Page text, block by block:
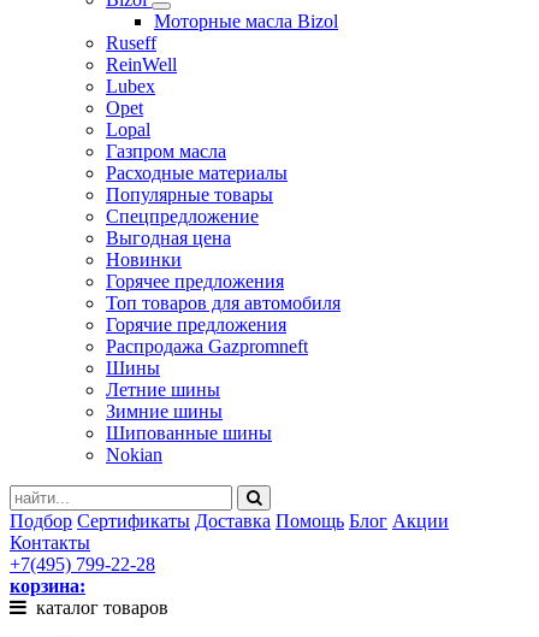
Моторные масла Bizol
Ruseff
ReinWell
Lubex
Opet
Lopal
Газпром масла
Расходные материалы
Популярные товары
Спецпредложение
Выгодная цена
Новинки
Горячее предложения
Топ товаров для автомобиля
Горячие предложения
Распродажа Gazpromneft
Шины
Летние шины
Зимние шины
Шипованные шины
Nokian
Подбор Сертификаты Доставка Помощь Блог Акции
Контакты
+7(495) 799-22-28
корзина:
каталог товаров